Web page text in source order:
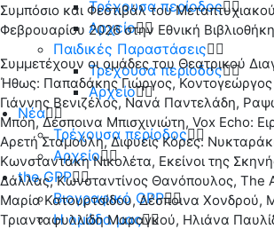
Τρέχουσα περίοδος
Αρχείο
Παιδικές Παραστάσεις
Τρέχουσα περίοδος
Αρχείο
Νέα
Τρέχουσα περίοδος
Αρχείο
the GPP
Βιογραφικό GPP
Η ομάδα μας
Συμπόσιο και Φεστιβάλ του
Φεβρουαρίου 2026 στην Εθνική
Συμμετέχουν οι ομάδες του Θεατρικού
Ήθως: Παπαδάκης Γιώργος, Κοντογεώργος
Γιάννης Βενιζέλος, Νανά Παντελάδη,
Μπόη, Δέσποινα Μπισχινιώτη, Vox Echo:
Αρετή Σταμούλη, Διφυείς Κόρες:
Κωνσταντάκη Νικολέτα, Εκείνοι της
Δάλλας, Κωνσταντίνος Θανόπουλος, The
Μαρία Κατουρτσίδου, Δέσποινα Χονδρού,
Τριανταφυλλίδη Μαραγκού, Ηλιάνα